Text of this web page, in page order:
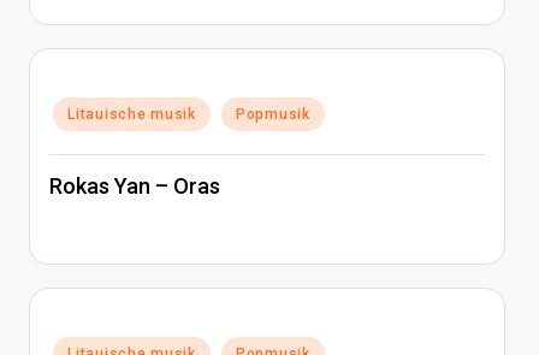
Posted
in
Litauische musik Popmusik
Rokas Yan – Oras
Posted